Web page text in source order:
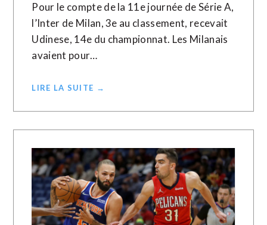
Pour le compte de la 11e journée de Série A,
l’Inter de Milan, 3e au classement, recevait
Udinese, 14e du championnat. Les Milanais
avaient pour…
LIRE LA SUITE →